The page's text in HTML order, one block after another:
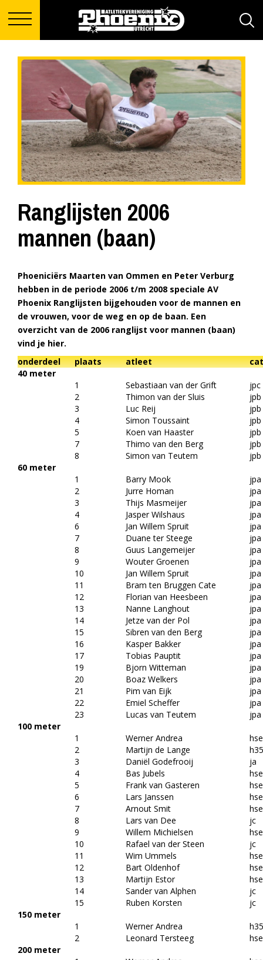
Ranglijsten 2006
mannen (baan)
Phoeniciërs Maarten van Ommen en Peter Verburg
hebben in de periode 2006 t/m 2008 speciale AV
Phoenix Ranglijsten bijgehouden voor de mannen en
de vrouwen, voor de weg en op de baan. Een
overzicht van de 2006 ranglijst voor mannen (baan)
vind je hier.
onderdeel
plaats atleet
40 meter
1
Sebastiaan van der Grift
jpc
2
Thimon van der Sluis
jpb
3
Luc Reij
jpb
4
Simon Toussaint
jpb
5
Koen van Haaster
jpb
7
Thimo van den Berg
jpb
8
Simon van Teutem
jpb
60 meter
1
Barry Mook
jpa
2
Jurre Homan
jpa
3
Thijs Masmeijer
jpa
4
Jasper Wilshaus
jpa
6
Jan Willem Spruit
jpa
7
Duane ter Steege
jpa
8
Guus Langemeijer
jpa
9
Wouter Groenen
jpa
10
Jan Willem Spruit
jpa
11
Bram ten Bruggen Cate
jpa
12
Florian van Heesbeen
jpa
13
Nanne Langhout
jpa
14
Jetze van der Pol
jpa
15
Sibren van den Berg
jpa
16
Kasper Bakker
jpa
17
Tobias Pauptit
jpa
19
Bjorn Witteman
jpa
20
Boaz Welkers
jpa
21
Pim van Eijk
jpa
22
Emiel Scheffer
jpa
23
Lucas van Teutem
jpa
100 meter
1
Werner Andrea
2
Martijn de Lange
h35
3
Daniël Godefrooij
ja
4
Bas Jubels
5
Frank van Gasteren
6
Lars Janssen
7
Arnout Smit
8
Lars van Dee
jc
9
Willem Michielsen
10
Rafael van der Steen
jc
11
Wim Ummels
12
Bart Oldenhof
13
Martijn Estor
14
Sander van Alphen
jc
15
Ruben Korsten
jc
150 meter
1
Werner Andrea
h35
2
Leonard Tersteeg
200 meter